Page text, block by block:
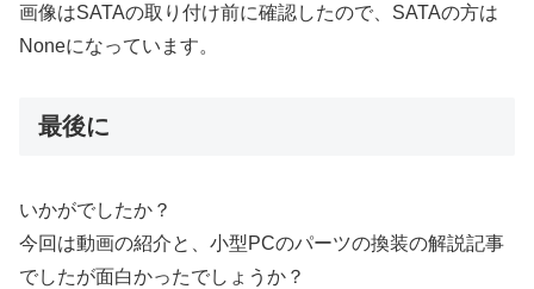
画像はSATAの取り付け前に確認したので、SATAの方は
Noneになっています。
最後に
いかがでしたか？
今回は動画の紹介と、小型PCのパーツの換装の解説記事
でしたが面白かったでしょうか？